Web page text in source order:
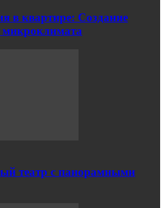
в квартире: Создание
микроклимата
театр с панорамными